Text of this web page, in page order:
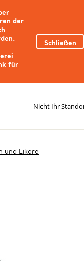
der
für
Schließen
Nicht Ihr
und Liköre